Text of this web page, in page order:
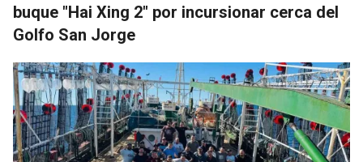
buque "Hai Xing 2" por incursionar cerca del
Golfo San Jorge